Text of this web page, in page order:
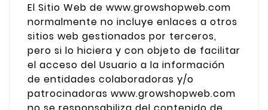
El Sitio Web de www.growshopweb.com
normalmente no incluye enlaces a otros
sitios web gestionados por terceros,
pero si lo hiciera y con objeto de facilitar
el acceso del Usuario a la información
de entidades colaboradoras y/o
patrocinadoras www.growshopweb.com